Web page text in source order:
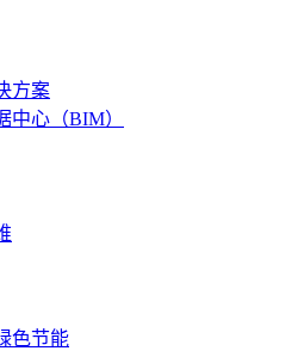
方案
中心（BIM）
色节能